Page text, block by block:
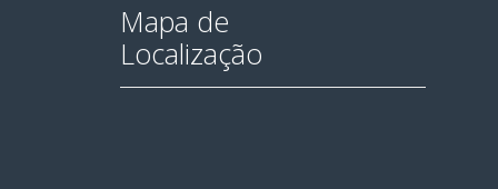
Mapa de
Localização